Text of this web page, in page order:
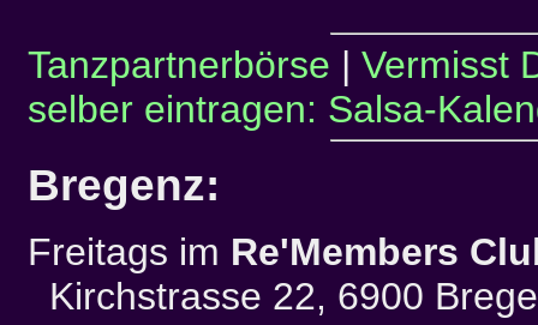
Tanzpartnerbörse | Vermisst
selber eintragen: Salsa-
Bregenz:
Freitags im Re'Members
Kirchstrasse 22, 6900